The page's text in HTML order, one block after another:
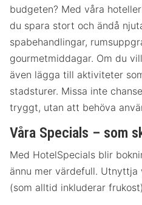
budgeten? Med våra
du spara stort och ändå
spabehandlingar,
gourmetmiddagar. Om du
även lägga till aktiviteter
stadsturer. Missa inte
tryggt, utan att behöva
Våra Specials – som
Med HotelSpecials blir
ännu mer värdefull. Utnyttja
(som alltid inkluderar